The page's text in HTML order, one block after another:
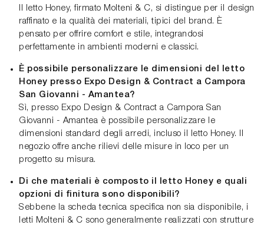
Il letto Honey, firmato Molteni & C, si distingue per il design
raffinato e la qualità dei materiali, tipici del brand. È
pensato per offrire comfort e stile, integrandosi
perfettamente in ambienti moderni e classici.
È possibile personalizzare le dimensioni del letto
Honey presso Expo Design & Contract a Campora
San Giovanni - Amantea?
Sì, presso Expo Design & Contract a Campora San
Giovanni - Amantea è possibile personalizzare le
dimensioni standard degli arredi, incluso il letto Honey. Il
negozio offre anche rilievi delle misure in loco per un
progetto su misura.
Di che materiali è composto il letto Honey e quali
opzioni di finitura sono disponibili?
Sebbene la scheda tecnica specifica non sia disponibile, i
letti Molteni & C sono generalmente realizzati con strutture